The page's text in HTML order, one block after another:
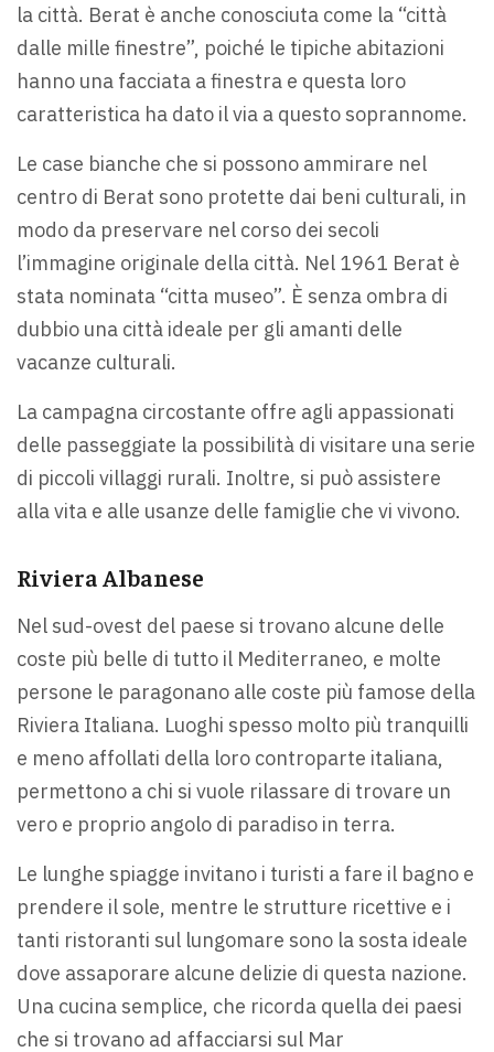
la città. Berat è anche conosciuta come la “città
dalle mille finestre”, poiché le tipiche abitazioni
hanno una facciata a finestra e questa loro
caratteristica ha dato il via a questo soprannome.
Le case bianche che si possono ammirare nel
centro di Berat sono protette dai beni culturali, in
modo da preservare nel corso dei secoli
l’immagine originale della città. Nel 1961 Berat è
stata nominata “citta museo”. È senza ombra di
dubbio una città ideale per gli amanti delle
vacanze culturali.
La campagna circostante offre agli appassionati
delle passeggiate la possibilità di visitare una serie
di piccoli villaggi rurali. Inoltre, si può assistere
alla vita e alle usanze delle famiglie che vi vivono.
Riviera Albanese
Nel sud-ovest del paese si trovano alcune delle
coste più belle di tutto il Mediterraneo, e molte
persone le paragonano alle coste più famose della
Riviera Italiana. Luoghi spesso molto più tranquilli
e meno affollati della loro controparte italiana,
permettono a chi si vuole rilassare di trovare un
vero e proprio angolo di paradiso in terra.
Le lunghe spiagge invitano i turisti a fare il bagno e
prendere il sole, mentre le strutture ricettive e i
tanti ristoranti sul lungomare sono la sosta ideale
dove assaporare alcune delizie di questa nazione.
Una cucina semplice, che ricorda quella dei paesi
che si trovano ad affacciarsi sul Mar